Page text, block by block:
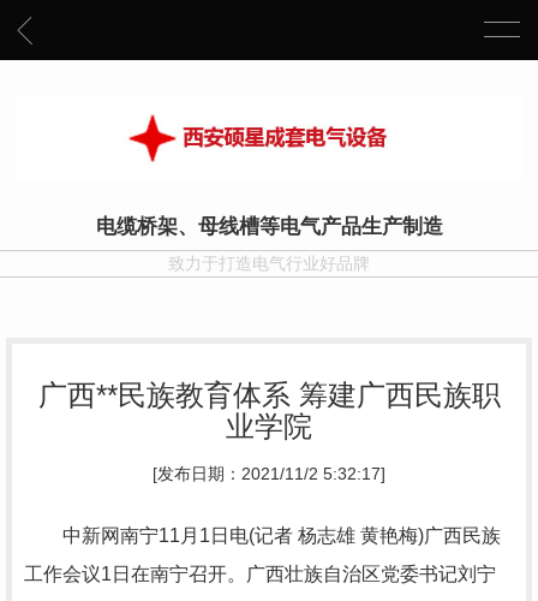
电缆桥架、母线槽等电气产品生产制造
致力于打造电气行业好品牌
广西**民族教育体系 筹建广西民族职
业学院
[发布日期：2021/11/2 5:32:17]
中新网南宁11月1日电(记者 杨志雄 黄艳梅)广西民族
工作会议1日在南宁召开。广西壮族自治区党委书记刘宁